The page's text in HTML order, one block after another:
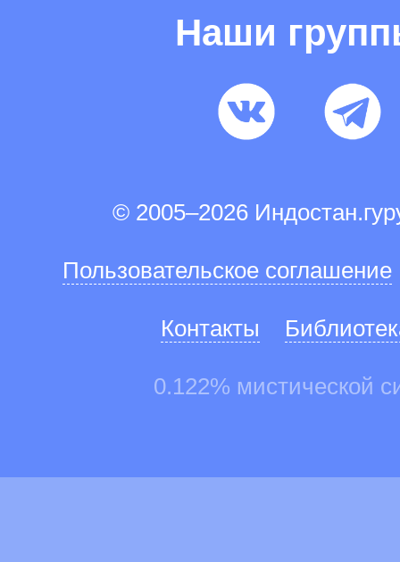
Наши
© 2005–2026
Пользовательское соглашение
Контакты
0.122% мистической